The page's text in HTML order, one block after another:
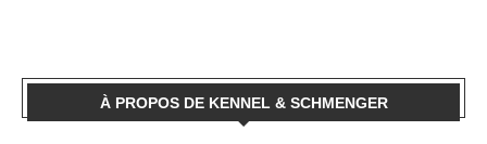
À PROPOS DE KENNEL & SCHMENGER